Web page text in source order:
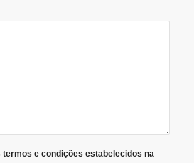
termos e condições estabelecidos na